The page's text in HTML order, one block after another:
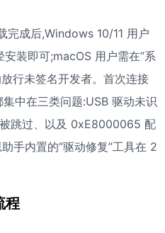
完成后,Windows 10/11 用户
装即可;macOS 用户需在”系
行未签名开发者。首次连接
中在三类问题:USB 驱动未识
跳过、以及 0xE8000065 配
手内置的”驱动修复”工具在 2
程